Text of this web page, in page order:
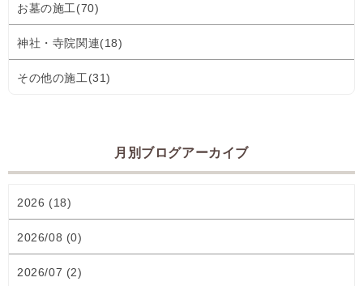
お墓の施工(70)
神社・寺院関連(18)
その他の施工(31)
月別ブログアーカイブ
2026 (18)
2026/08 (0)
2026/07 (2)